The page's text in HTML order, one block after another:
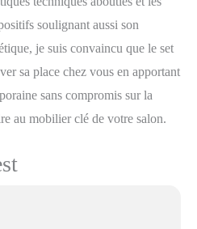
soulignant aussi son
je suis convaincu que le set
sa place chez vous en apportant
sans compromis sur la
au mobilier clé de votre salon.